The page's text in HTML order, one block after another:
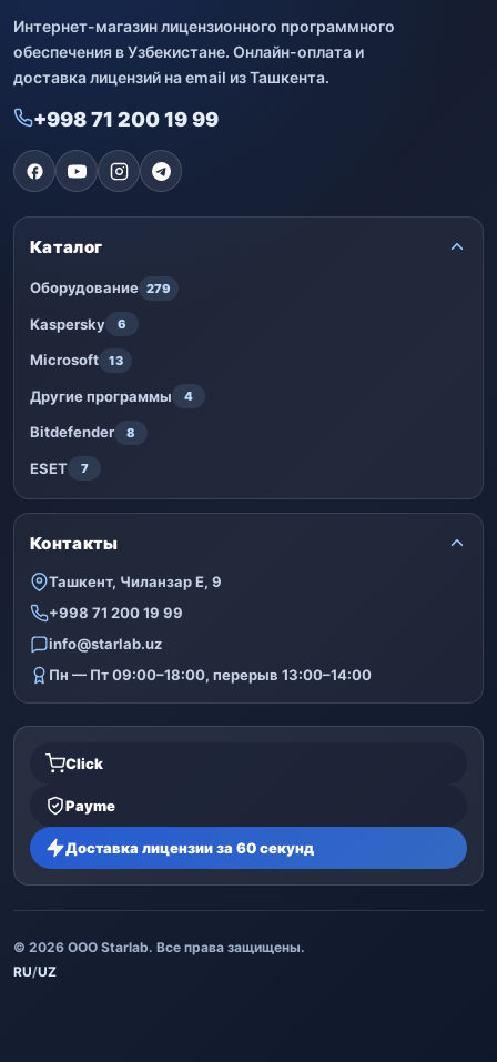
Интернет-магазин лицензионного программного
обеспечения в Узбекистане. Онлайн-оплата и
доставка лицензий на email из Ташкента.
+998 71 200 19 99
Каталог
Оборудование 279
Kaspersky 6
Microsoft 13
Другие программы 4
Bitdefender 8
ESET 7
Контакты
Ташкент, Чиланзар Е, 9
+998 71 200 19 99
info@starlab.uz
Пн — Пт 09:00–18:00, перерыв 13:00–14:00
Click
Payme
Доставка лицензии за 60 секунд
© 2026 ООО Starlab. Все права защищены.
RU/UZ